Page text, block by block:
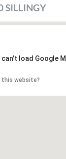
SILLINGY
can't load Google
this website?